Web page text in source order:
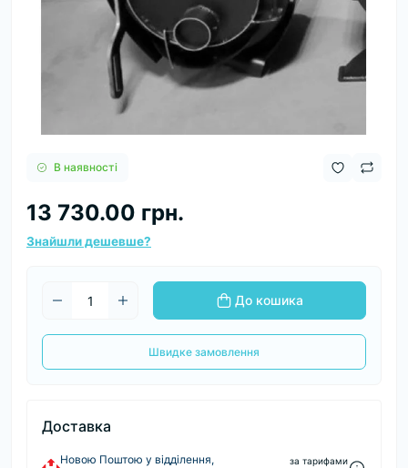
В наявності
13 730.00 грн.
Знайшли дешевше?
До кошика
Швидке замовлення
Доставка
Новою Поштою у відділення,
за тарифами